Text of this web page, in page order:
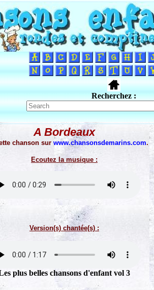
Recherchez :
A Bordeaux
chanson sur www.chansonsdemarins.com.
Ecoutez la musique :
Version(s) chantée(s) :
plus belles chansons d'enfant vol 3